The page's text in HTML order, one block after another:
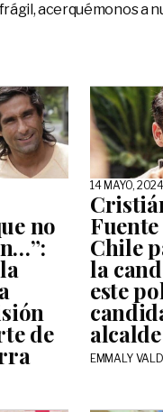
acerquémonos a
no
de
14 MAYO, 2024
Chile
la
este
alcalde
EMMALY